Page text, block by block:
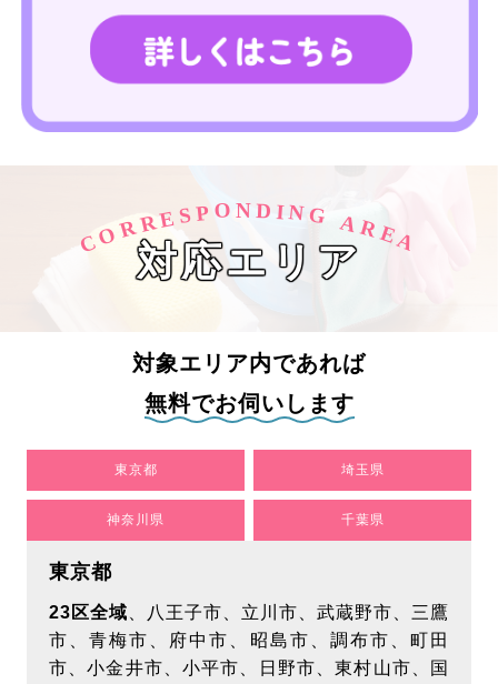
CORRESPOND ING AREA
対応エリア
対象エリア内であれば
無料でお伺いします
東京都 埼玉県
神奈川県 千葉県
東京都
23区全域 、八王子市、立川市、武蔵野市、三鷹
市、青梅市、府中市、昭島市、調布市、町田
市、小金井市、小平市、日野市、東村山市、国